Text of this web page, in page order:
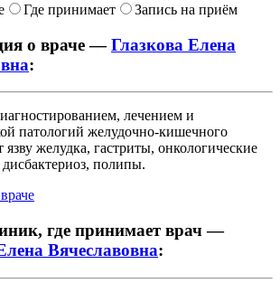
Где принимает Запись на приём
о враче —Глазкова Елена
:
лечением и
патологий желудочно-кишечного
язву желудка, гастриты, онкологические
дисбактериоз, полипы.
где принимает врач —
Вячеславовна: